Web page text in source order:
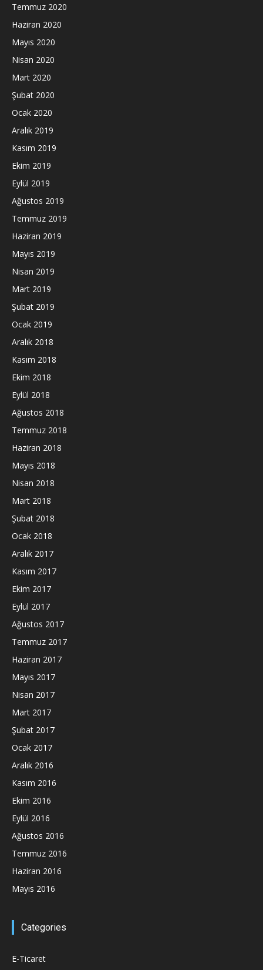
Temmuz 2020
Haziran 2020
Mayıs 2020
Nisan 2020
Mart 2020
Şubat 2020
Ocak 2020
Aralık 2019
Kasım 2019
Ekim 2019
Eylül 2019
Ağustos 2019
Temmuz 2019
Haziran 2019
Mayıs 2019
Nisan 2019
Mart 2019
Şubat 2019
Ocak 2019
Aralık 2018
Kasım 2018
Ekim 2018
Eylül 2018
Ağustos 2018
Temmuz 2018
Haziran 2018
Mayıs 2018
Nisan 2018
Mart 2018
Şubat 2018
Ocak 2018
Aralık 2017
Kasım 2017
Ekim 2017
Eylül 2017
Ağustos 2017
Temmuz 2017
Haziran 2017
Mayıs 2017
Nisan 2017
Mart 2017
Şubat 2017
Ocak 2017
Aralık 2016
Kasım 2016
Ekim 2016
Eylül 2016
Ağustos 2016
Temmuz 2016
Haziran 2016
Mayıs 2016
Categories
E-Ticaret